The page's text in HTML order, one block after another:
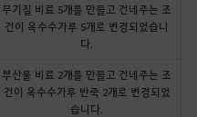
무기질 비료 5개를 만들고 건네주는 조
건이 옥수수가루 5개로 변경되었습니
다.
부산물 비료 2개를 만들고 건네주는 조
건이 옥수수가루 반죽 2개로 변경되었
습니다.